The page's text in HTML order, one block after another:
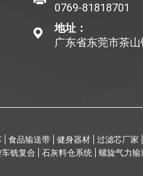
0769-81818701
地址：
广东省东莞市茶
食品输送带 健身器材 过滤芯厂家
铣复合 石灰料仓系统 螺旋气力输